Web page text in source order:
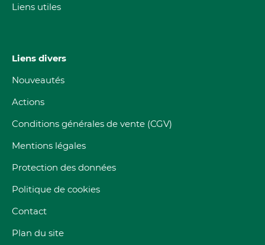
Liens utiles
Liens divers
Nouveautés
Actions
Conditions générales de vente (CGV)
Mentions légales
Protection des données
Politique de cookies
Contact
Plan du site